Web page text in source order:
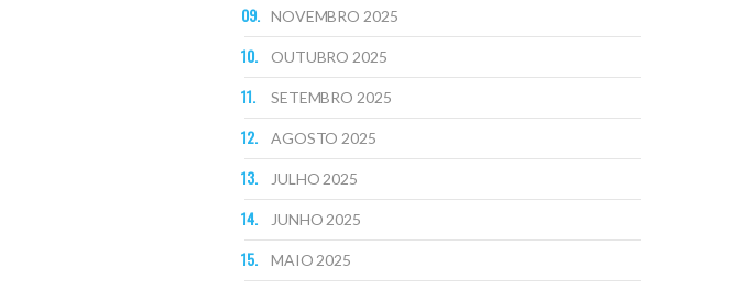
NOVEMBRO 2025
OUTUBRO 2025
SETEMBRO 2025
AGOSTO 2025
JULHO 2025
JUNHO 2025
MAIO 2025